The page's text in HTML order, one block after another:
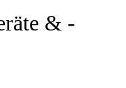
& -